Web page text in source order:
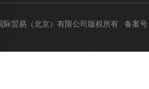
际贸易（北京）有限公司版权所有 备案号